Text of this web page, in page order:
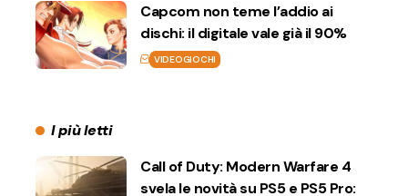
Capcom non teme l’addio ai
dischi: il digitale vale già il 90%
VIDEOGIOCHI
I più letti
Call of Duty: Modern Warfare 4
svela le novità su PS5 e PS5 Pro: